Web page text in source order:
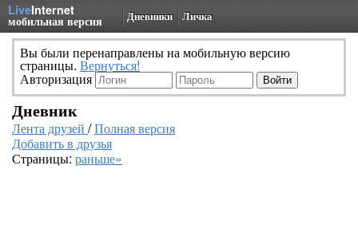
LiveInternet
мобильная версия Дневники Личка
Вы были перенаправлены на мобильную версию
страницы. Вернуться!
Авторизация
Дневник
Лента друзей /Полная версия
Добавить в друзья
Страницы: раньше»